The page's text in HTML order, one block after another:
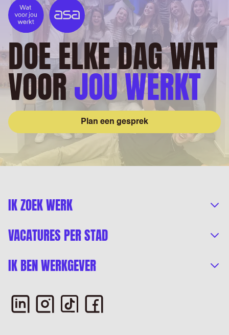
DOE ELKE DAG WAT
VOORJOU WERKT
Plan een gesprek
IK ZOEK WERK
VACATURES PER STAD
IK BEN WERKGEVER